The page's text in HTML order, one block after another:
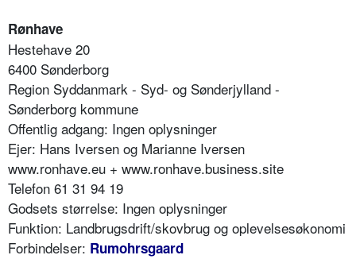
Rønhave
Hestehave 20
6400 Sønderborg
Region Syddanmark - Syd- og Sønderjylland -
Sønderborg kommune
Offentlig adgang: Ingen oplysninger
Ejer: Hans Iversen og Marianne Iversen
www.ronhave.eu + www.ronhave.business.site
Telefon 61 31 94 19
Godsets størrelse: Ingen oplysninger
Funktion: Landbrugsdrift/skovbrug og oplevelsesøkonomi
Forbindelser: Rumohrsgaard